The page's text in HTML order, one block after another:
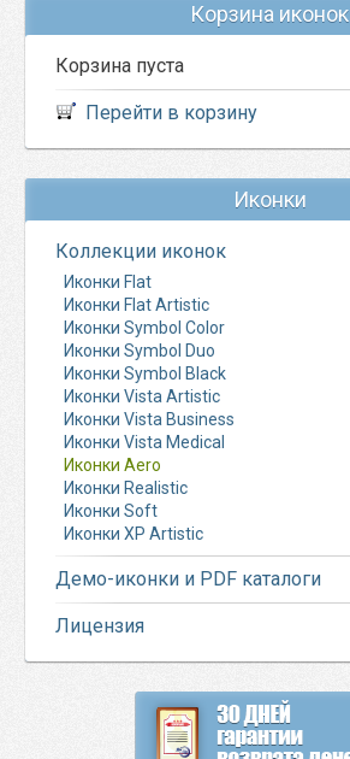
Корзина иконок
Корзина пуста
Перейти в корзину
Иконки
Коллекции иконок
Иконки Flat
Иконки Flat Artistic
Иконки Symbol Color
Иконки Symbol Duo
Иконки Symbol Black
Иконки Vista Artistic
Иконки Vista Business
Иконки Vista Medical
Иконки Aero
Иконки Realistic
Иконки Soft
Иконки XP Artistic
Демо-иконки и PDF каталоги
Лицензия